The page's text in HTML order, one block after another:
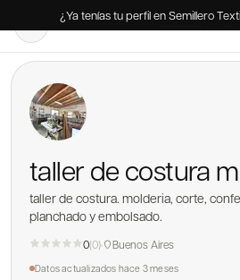
¿Ya tenías tu perfil en Semillero
taller de costura
taller de costura. molderia, corte,
planchado y embolsado.
0(0)· Buenos Aires
Datos actualizados hace 3 meses